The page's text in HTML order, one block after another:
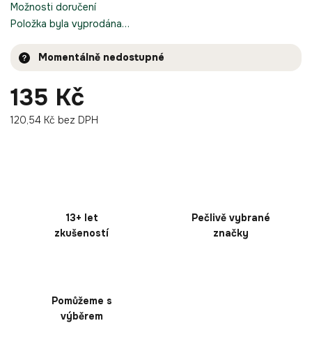
135 Kč
120,54 Kč bez DPH
Momentálně nedostupné
Možnosti doručení
Položka byla vyprodána…
13+ let
zkušeností
Pečlivě vybrané
značky
Pomůžeme s
výběrem